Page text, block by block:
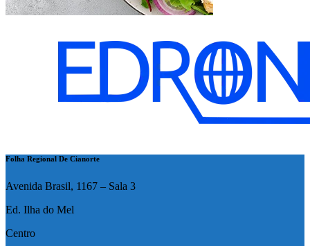
Folha Regional De Cianorte
Avenida Brasil, 1167 – Sala 3
Ed. Ilha do Mel
Centro